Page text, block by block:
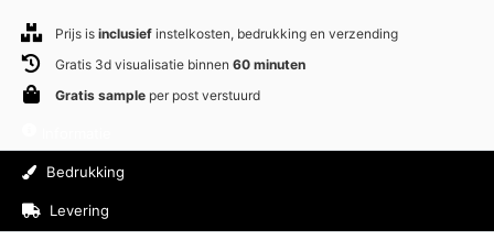
Prijs is inclusief instelkosten, bedrukking en verzending
Gratis 3d visualisatie binnen 60 minuten
Gratis sample per post verstuurd
Bedrukking
Levering